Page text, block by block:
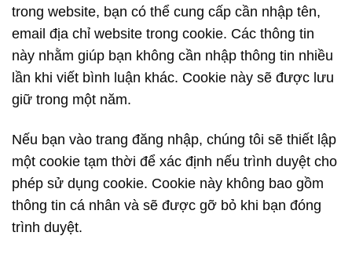
trong website, bạn có thể cung cấp cần nhập tên,
email địa chỉ website trong cookie. Các thông tin
này nhằm giúp bạn không cần nhập thông tin nhiều
lần khi viết bình luận khác. Cookie này sẽ được lưu
giữ trong một năm.
Nếu bạn vào trang đăng nhập, chúng tôi sẽ thiết lập
một cookie tạm thời để xác định nếu trình duyệt cho
phép sử dụng cookie. Cookie này không bao gồm
thông tin cá nhân và sẽ được gỡ bỏ khi bạn đóng
trình duyệt.